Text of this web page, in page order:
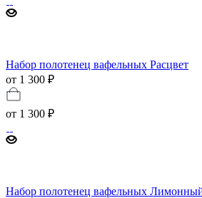
Набор полотенец вафельных Расцвет
от 1 300 ₽
от 1 300 ₽
Набор полотенец вафельных